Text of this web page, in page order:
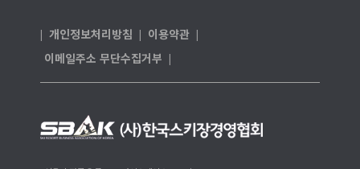
| 개인정보처리방침 | 이용약관 |
이메일주소 무단수집거부 |